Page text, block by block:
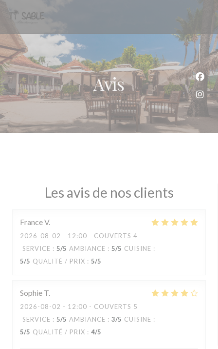
Avis
Les avis de nos clients
FranceV
2026-08-02 - 12:00 - COUVERTS 4
SERVICE : 5/5 AMBIANCE : 5/5 CUISINE :
5/5 QUALITÉ / PRIX : 5/5
Sophie T
2026-08-02 - 12:00 - COUVERTS 5
SERVICE : 5/5 AMBIANCE : 3/5 CUISINE :
5/5 QUALITÉ / PRIX : 4/5